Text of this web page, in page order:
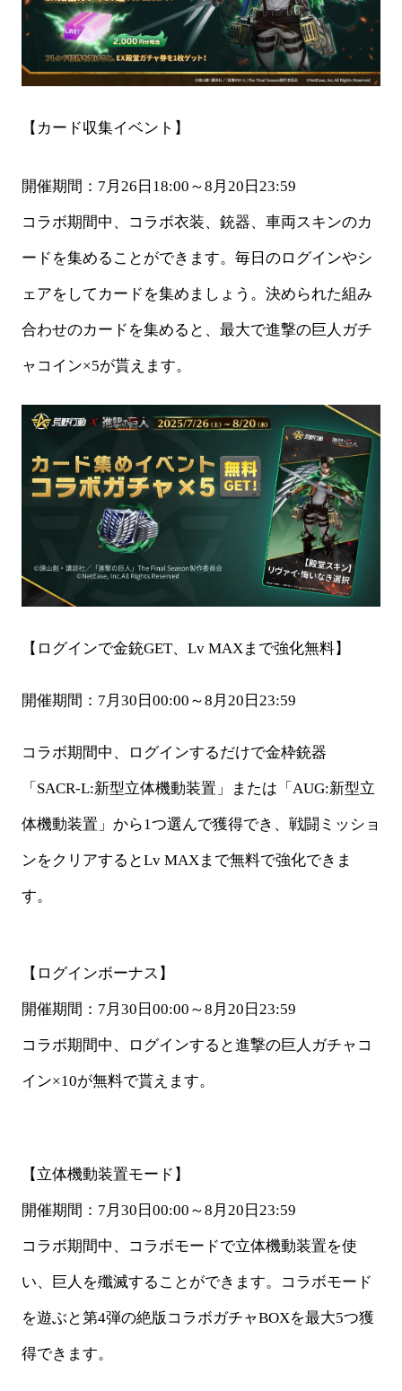
【カード収集イベント】
開催期間： 7月26日 18:00～8月20日23:59
コラボ期間中、コラボ衣装、銃器、車両スキンのカ
ードを集めることができます。毎日のログインやシ
ェアをしてカードを集めましょう。決められた組み
合わせのカードを集めると、最大で進撃の巨人ガチ
ャコイン×5が貰えます。
【ログインで金銃GET、Lv MAXまで強化無料】
開催期間： 7月30日00:00～8月20日23:59
コラボ期間中、ログインするだけで金枠銃器
「 SACR-L:新型立体機動装置」または「AUG:新型立
体機動装置」から1つ選んで獲得でき、戦闘ミッショ
ンをクリアするとLv MAXまで無料で強化できま
す。
【ログインボーナス】
開催期間： 7月30日00:00～8月20日23:59
コラボ期間中、ログインすると進撃の巨人ガチャコ
イン×10が無料で貰えます。
【立体機動装置モード】
開催期間： 7月30日00:00～8月20日23:59
コラボ期間中、コラボモードで立体機動装置を使
い、巨人を殲滅することができます。コラボモード
を遊ぶと第4弾の絶版コラボガチャBOXを最大5つ獲
得できます。